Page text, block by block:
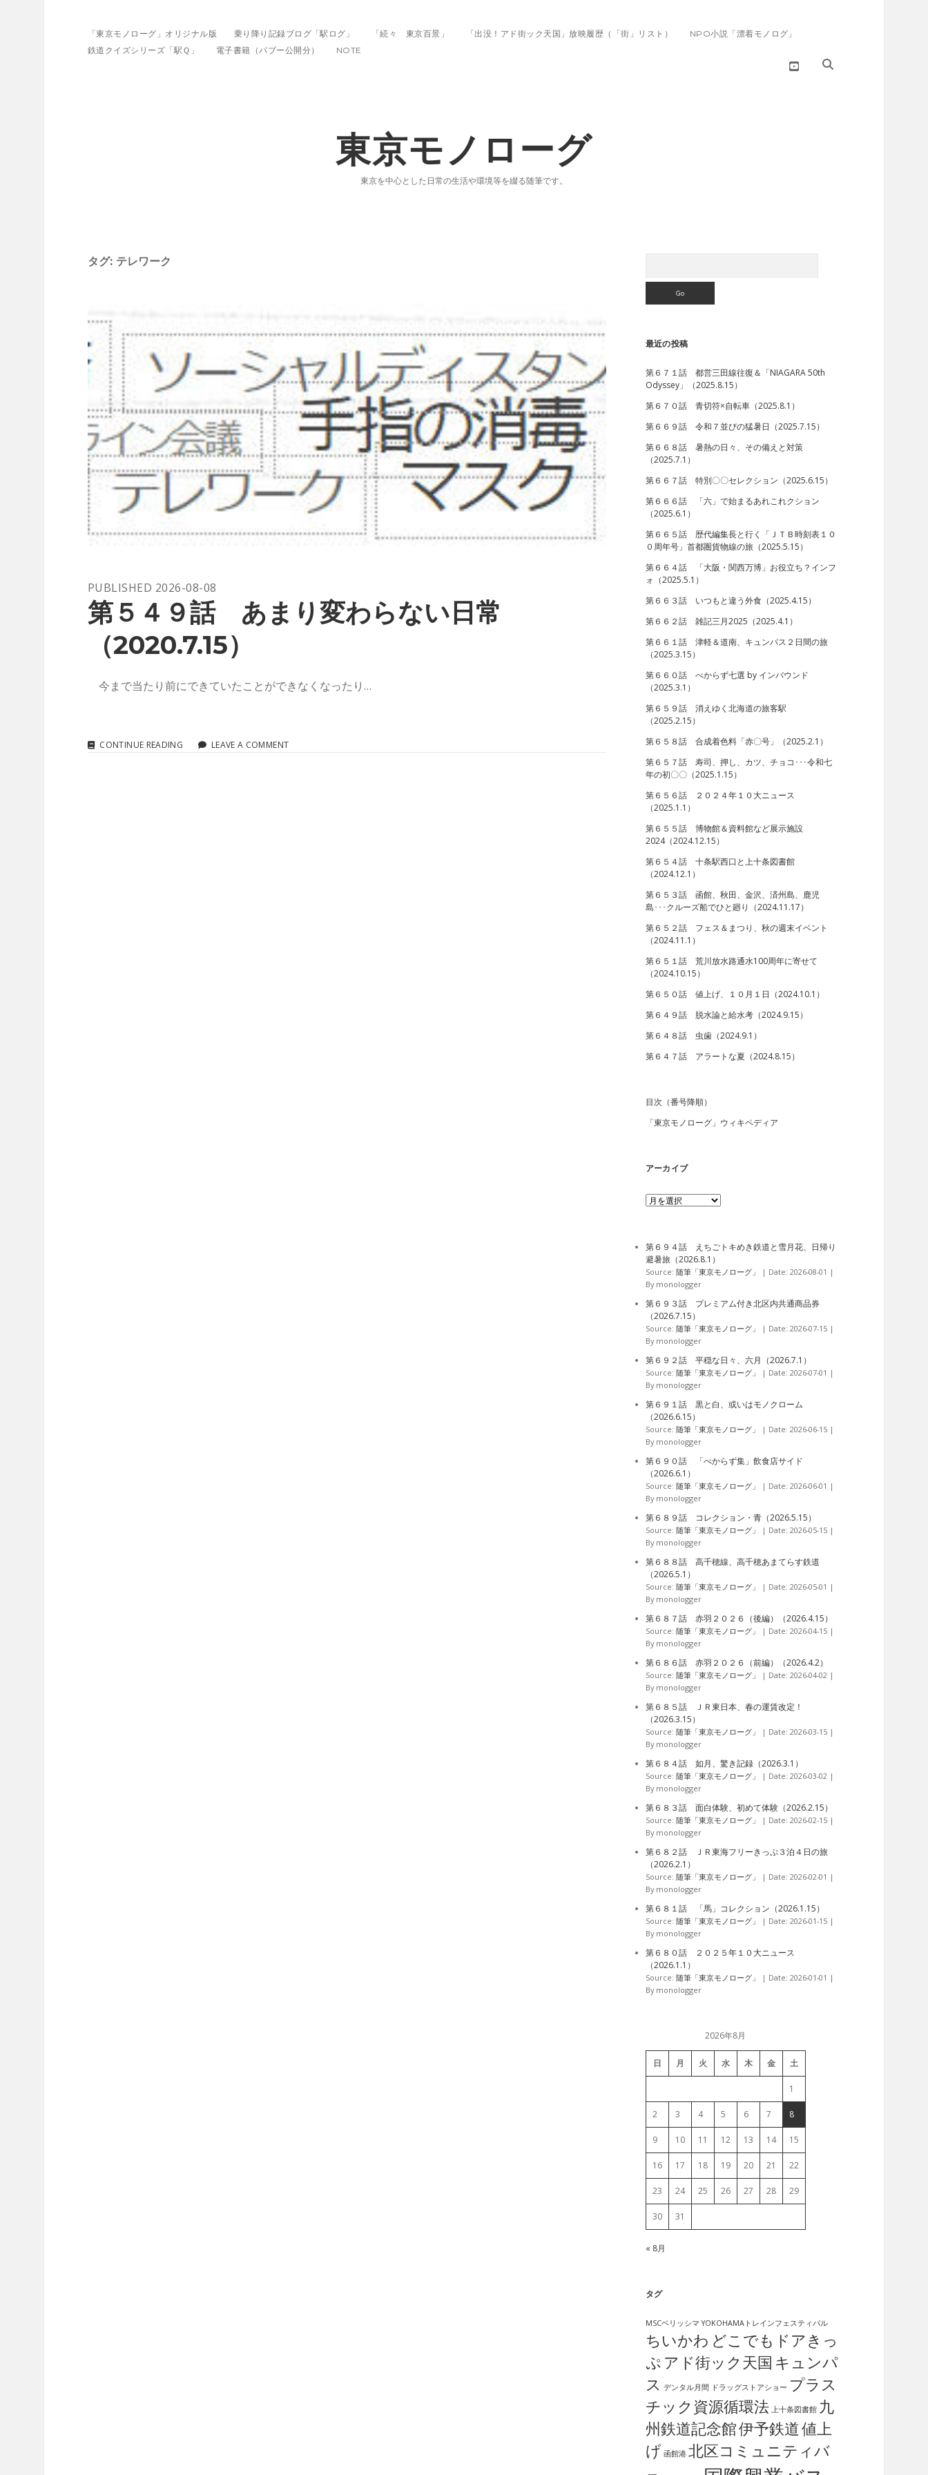
「東京モノローグ」オリジナル版 乗り降り記録ブログ「駅ログ」 「続々 東京百景」 「出没！アド街ック天国」放映履歴（「街」リスト）
NPO小説「漂着モノログ」
鉄道クイズシリーズ「駅Ｑ」
電子書籍（パブー公開分） NOTE
youtube
東京モノローグ
東京を中心とした日常の生活や環境等を綴る随筆です。
タグ: テレワーク
PUBLISHED 2026-08-08
第５４９話 あまり変わらない日常
（2020.7.15）
今まで当たり前にできていたことができなくなったり…
CONTINUE READING LEAVE A COMMENT
最近の投稿
第６７１話 都営三田線往復＆「NIAGARA 50th
Odyssey」（2025.8.15）
第６７０話 青切符×自転車（2025.8.1）
第６６９話 令和７並びの猛暑日（2025.7.15）
第６６８話 暑熱の日々、その備えと対策
（2025.7.1）
第６６７話 特別〇〇セレクション（2025.6.15）
第６６６話 「六」で始まるあれこれクション
（2025.6.1）
第６６５話 歴代編集長と行く「ＪＴＢ時刻表１０
０周年号」首都圏貨物線の旅（2025.5.15）
第６６４話 「大阪・関西万博」お役立ち？インフ
ォ（2025.5.1）
第６６３話 いつもと違う外食（2025.4.15）
第６６２話 雑記三月2025（2025.4.1）
第６６１話 津軽＆道南、キュンパス２日間の旅
（2025.3.15）
第６６０話 べからず七選 by インバウンド
（2025.3.1）
第６５９話 消えゆく北海道の旅客駅
（2025.2.15）
第６５８話 合成着色料「赤〇号」（2025.2.1）
第６５７話 寿司、押し、カツ、チョコ･･･令和七
年の初〇〇（2025.1.15）
第６５６話 ２０２４年１０大ニュース
（2025.1.1）
第６５５話 博物館＆資料館など展示施設
2024（2024.12.15）
第６５４話 十条駅西口と上十条図書館
（2024.12.1）
第６５３話 函館、秋田、金沢、済州島、鹿児
島･･･クルーズ船でひと廻り（2024.11.17）
第６５２話 フェス＆まつり、秋の週末イベント
（2024.11.1）
第６５１話 荒川放水路通水100周年に寄せて
（2024.10.15）
第６５０話 値上げ、１０月１日（2024.10.1）
第６４９話 脱水論と給水考（2024.9.15）
第６４８話 虫歯（2024.9.1）
第６４７話 アラートな夏（2024.8.15）
目次（番号降順）
「東京モノローグ」ウィキペディア
アーカイブ
ア
ー
ブ
第６９４話 えちごトキめき鉄道と雪月花、日帰り
避暑旅（2026.8.1）
Source: 随筆「東京モノローグ」
Date: 2026-08-01
By monologger
第６９３話 プレミアム付き北区内共通商品券
（2026.7.15）
Source: 随筆「東京モノローグ」
Date: 2026-07-15
By monologger
第６９２話 平穏な日々、六月（2026.7.1）
Source: 随筆「東京モノローグ」
Date: 2026-07-01
By monologger
第６９１話 黒と白、或いはモノクローム
（2026.6.15）
Source: 随筆「東京モノローグ」
Date: 2026-06-15
By monologger
第６９０話 「べからず集」飲食店サイド
（2026.6.1）
Source: 随筆「東京モノローグ」
Date: 2026-06-01
By monologger
第６８９話 コレクション・青（2026.5.15）
Source: 随筆「東京モノローグ」
Date: 2026-05-15
By monologger
第６８８話 高千穂線、高千穂あまてらす鉄道
（2026.5.1）
Source: 随筆「東京モノローグ」
Date: 2026-05-01
By monologger
第６８７話 赤羽２０２６（後編）（2026.4.15）
Source: 随筆「東京モノローグ」
Date: 2026-04-15
By monologger
第６８６話 赤羽２０２６（前編）（2026.4.2）
Source: 随筆「東京モノローグ」
Date: 2026-04-02
By monologger
第６８５話 ＪＲ東日本、春の運賃改定！
（2026.3.15）
Source: 随筆「東京モノローグ」
Date: 2026-03-15
By monologger
第６８４話 如月、驚き記録（2026.3.1）
Source: 随筆「東京モノローグ」
Date: 2026-03-02
By monologger
第６８３話 面白体験、初めて体験（2026.2.15）
Source: 随筆「東京モノローグ」
Date: 2026-02-15
By monologger
第６８２話 ＪＲ東海フリーきっぷ３泊４日の旅
（2026.2.1）
Source: 随筆「東京モノローグ」
Date: 2026-02-01
By monologger
第６８１話 「馬」コレクション（2026.1.15）
Source: 随筆「東京モノローグ」
Date: 2026-01-15
By monologger
第６８０話 ２０２５年１０大ニュース
（2026.1.1）
Source: 随筆「東京モノローグ」
Date: 2026-01-01
By monologger
2026年8月
日 月 火 水 木 金 土
1
2 3 4 5 6 7 8
9 10 11 12 13 14 15
16 17 18 19 20 21 22
23 24 25 26 27 28 29
30 31
« 8月
タグ
MSCベリッシマ YOKOHAMAトレインフェスティバル
ちいかわ どこでもドアきっ
ぷ アド街ック天国 キュンパ
ス デンタル月間 ドラッグストアショー プラス
チック資源循環法 上十条図書館 九
州鉄道記念館伊予鉄道値上
げ 函館港 北区コミュニティバ